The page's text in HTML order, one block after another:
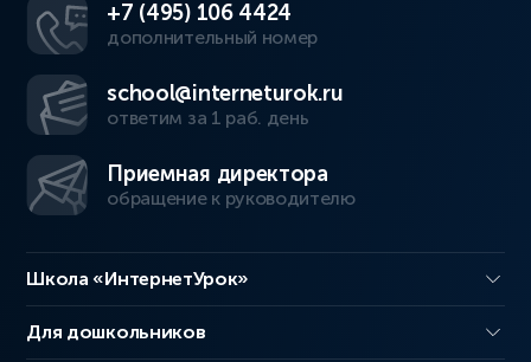
+7 (495) 106 4424
дополнительный номер
school@interneturok.ru
ответим за 1 раб. день
Приемная директора
обращение к руководителю
Школа «ИнтернетУрок»
Для дошкольников